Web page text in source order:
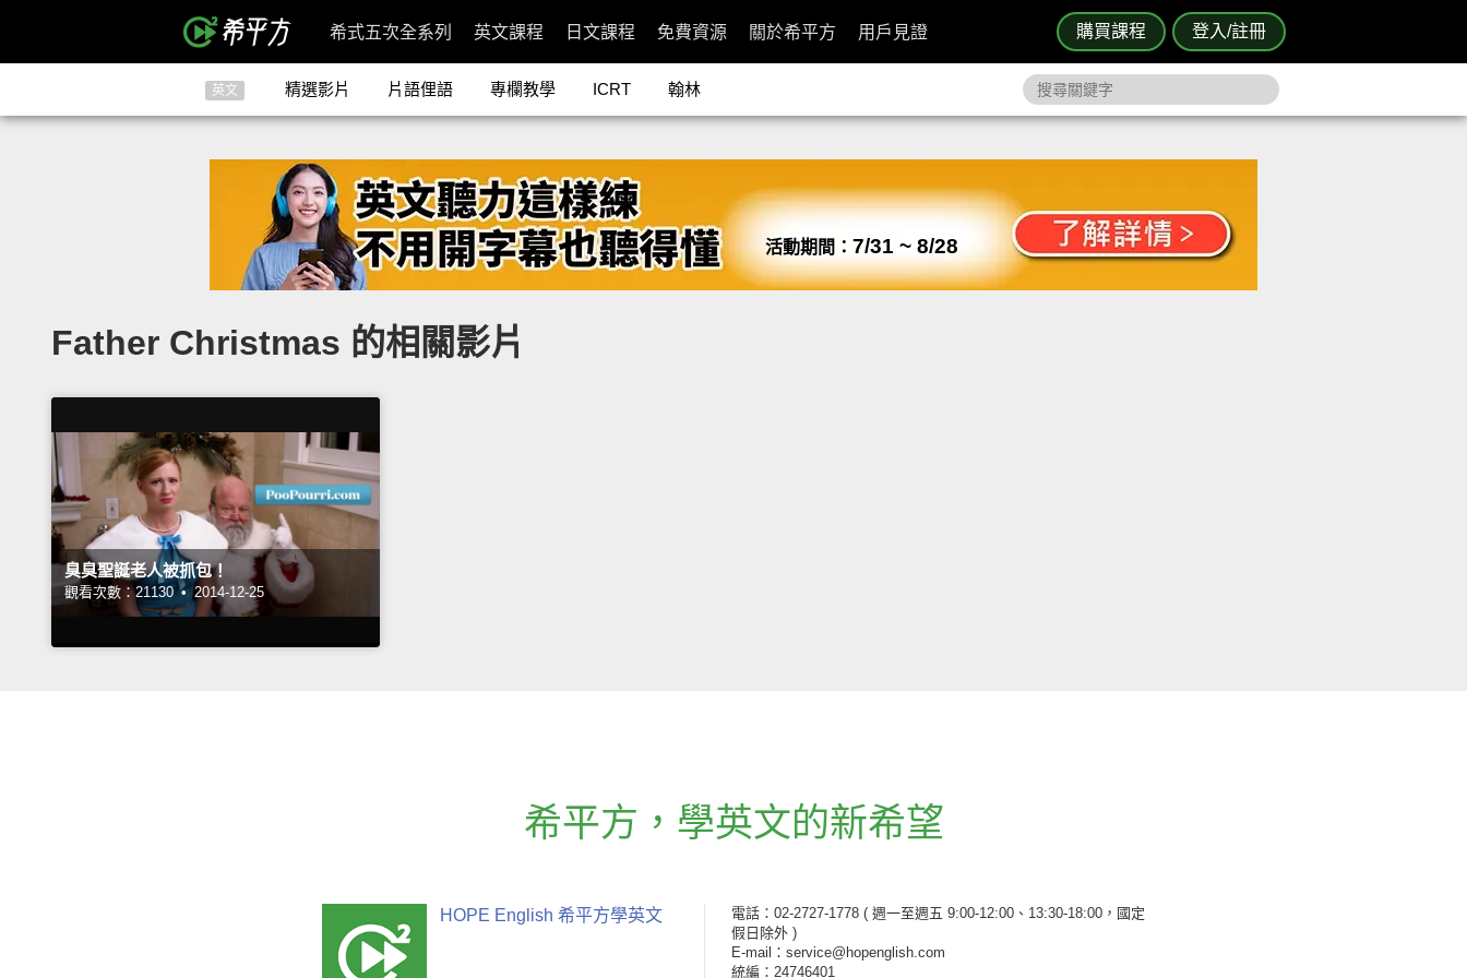
購買課程 登入/註冊
希式五次全系列 英文課程 日文課程 免費資源 關於希平方 用戶見證
英文 精選影片 片語俚語 專欄教學 ICRT 翰林
活動期間： 7/31 ~ 8/28
Father Christmas 的相關影片
臭臭聖誕老人被抓包！
觀看次數：21130 • 2014-12-25
希平方 ， 學英文的新希望
HOPE English 希平方學英文 電話：02-2727-1778 ( 週一至週五 9:00-12:00、13:30-18:00，國定
假日除外 )
E-mail：service@hopenglish.com
統編：24746401